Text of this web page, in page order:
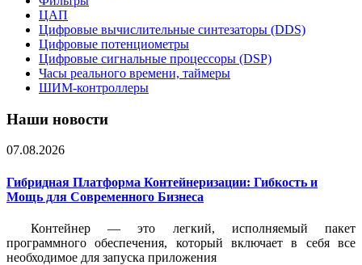
ЦАП
Цифровые вычислительные синтезаторы (DDS)
Цифровые потенциометры
Цифровые сигнальные процессоры (DSP)
Часы реального времени, таймеры
ШИМ-контроллеры
Наши новости
07.08.2026
Гибридная Платформа Контейнеризации: Гибкость и
Мощь для Современного Бизнеса
Контейнер — это легкий, исполняемый пакет
программного обеспечения, который включает в себя все
необходимое для запуска приложения